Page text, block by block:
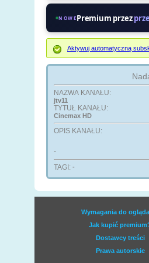
NOWEPremium przez
Aktywuj automatyczną
NAZWA KANAŁU:
jtv11
TYTUŁ KANAŁU:
Cinemax HD
OPIS KANAŁU:
-
TAGI: -
Wymagania do
Jak kupić
Dostawcy treści
Prawa autorskie